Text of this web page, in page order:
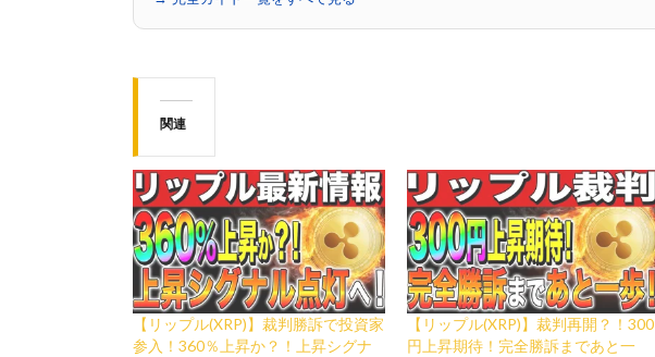
関連
【リップル(XRP)】裁判勝訴で投資家
参入！360％上昇か？！上昇シグナ
【リップル(XRP)】裁判再開？！300
円上昇期待！完全勝訴まであと一